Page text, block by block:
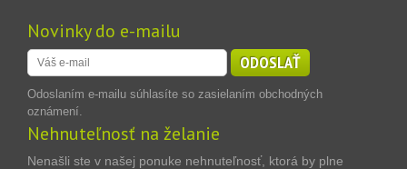
Novinky do e-mailu
ODOSLAŤ
Odoslaním e-mailu súhlasíte so zasielaním obchodných
oznámení.
Nehnuteľnosť na želanie
Nenašli ste v našej ponuke nehnuteľnosť, ktorá by plne